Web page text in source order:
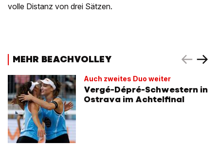
volle Distanz von drei Sätzen.
MEHR BEACHVOLLEY
Auch zweites Duo weiter
Vergé-Dépré-Schwestern in
Ostrava im Achtelfinal